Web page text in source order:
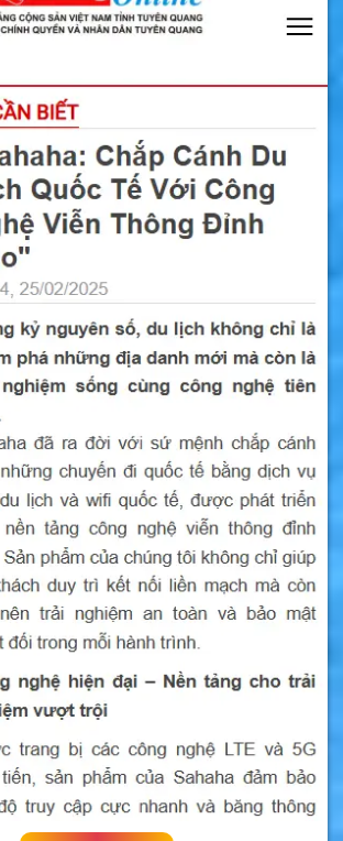
– ESim Bỉ – Sim 4G/5G Du Lịch Bỉ
Út – ESim Ả Rập Xê Út – Sim 4G/5G Du
Út
khách không thể không nhận
một thị trường chợ đen rất dễ
nhiều con phố chợ của Lima,
thị trấn khác cho những thẻ SIM
gọi là chip. Tuy nhiên mua sim
ro là máy bạn có thể bị khóa
viễn khi bị phát hiện. Mã vùng
là gì ?
là loại sim 4G/5G trọn gói
tiền. Sim có sẵn data tốc độ
tại Peru. Đây làsim du lịch
hiện nay được nhiều người
đi du lịch đến Peru thì hãy nên
5Gđể thoải mái vào mạng mà
ký chuyển vùng quốc tế, tiết